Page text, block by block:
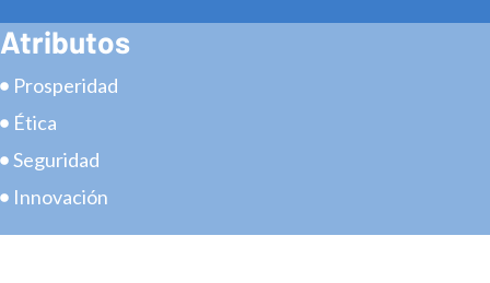
Atributos
Prosperidad
Ética
Seguridad
Innovación